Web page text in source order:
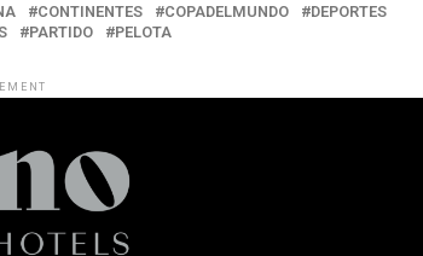
CONTINENTES COPADELMUNDO
DEPORTES
PARTIDO PELOTA